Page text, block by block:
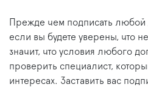
Прежде чем подписать любой
если вы будете уверены, что
значит, что условия любого
проверить специалист,
интересах. Заставить вас